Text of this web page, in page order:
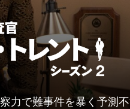
で難事件を暴く予測